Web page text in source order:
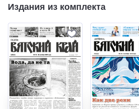
Издания из комплекта